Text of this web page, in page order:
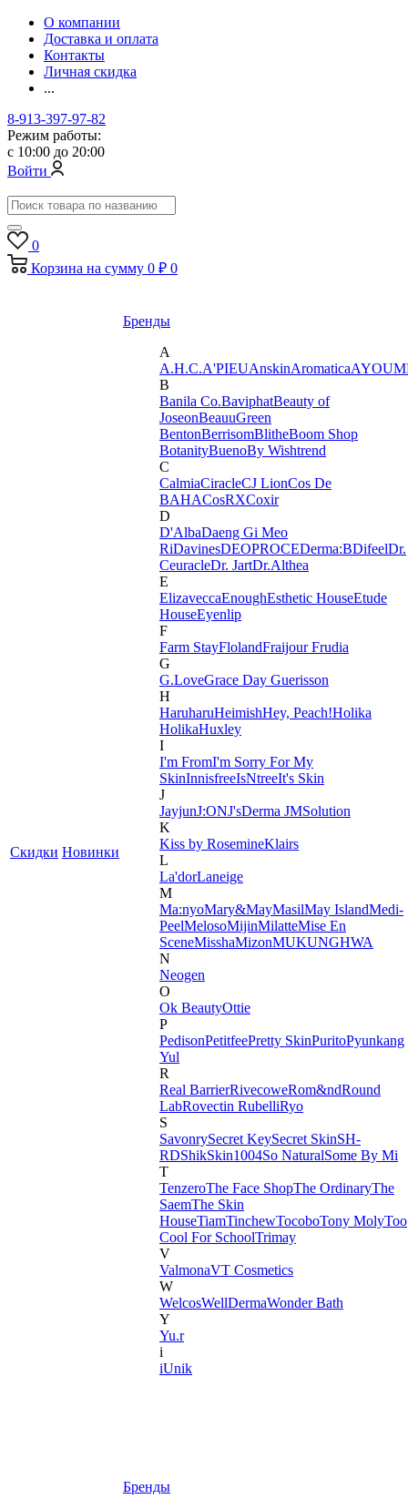
О компании
Доставка и оплата
Контакты
Личная скидка
...
8-913-397-97-82
Режим работы:
с 10:00 до 20:00
Войти
0
Корзина на сумму 0 ₽ 0
Скидки Новинки
Бренды
A
A.H.C.A'PIEUAnskinAromatica
B
Banila Co.BaviphatBeauty of
JoseonBeauuGreen
BentonBerrisomBlitheBoom Shop
BotanityBuenoBy Wishtrend
C
CalmiaCiracleCJ LionCos De
BAHACosRXCoxir
D
D'AlbaDaeng Gi Meo
RiDavinesDEOPROCEDerma:BDifeelDr.
CeuracleDr. JartDr.Althea
E
ElizaveccaEnoughEsthetic HouseEtude
HouseEyenlip
F
Farm StayFlolandFraijourFrudia
G
G.LoveGrace Day Guerisson
H
HaruharuHeimishHey, Peach!Holika
HolikaHuxley
I
I'm FromI'm Sorry For My
SkinInnisfreeIsNtreeIt's Skin
J
JayjunJ:ONJ'sDerma JMSolution
K
Kiss by RosemineKlairs
L
La'dorLaneige
M
Ma:nyoMary&MayMasilMay IslandMedi-
PeelMelosoMijinMilatteMise En
SceneMisshaMizonMUKUNGHWA
N
Neogen
O
Ok BeautyOttie
P
PedisonPetitfeePretty SkinPuritoPyunkang
Yul
R
Real BarrierRivecoweRom&ndRound
LabRovectin RubelliRyo
S
SavonrySecret KeySecret SkinSH-
RDShikSkin1004So NaturalSome By Mi
T
TenzeroThe Face ShopThe OrdinaryThe
SaemThe Skin
HouseTiamTinchewTocoboTony MolyToo
Cool For SchoolTrimay
V
ValmonaVT Cosmetics
W
WelcosWellDermaWonder Bath
Y
Yu.r
i
iUnik
Бренды